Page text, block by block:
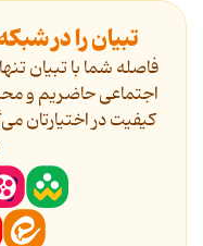
تبیان را در
فاصله شما با تبیان
اجتماعی حاضریم و
کیفیت در اختیارتان